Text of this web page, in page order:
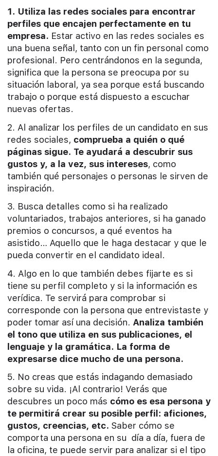
1. Utiliza las redes sociales para encontrar
perfiles que encajen perfectamente en tu
empresa. Estar activo en las redes sociales es
una buena señal, tanto con un fin personal como
profesional. Pero centrándonos en la segunda,
significa que la persona se preocupa por su
situación laboral, ya sea porque está buscando
trabajo o porque está dispuesto a escuchar
nuevas ofertas.
2. Al analizar los perfiles de un candidato en sus
redes sociales, comprueba a quién o qué
páginas sigue. Te ayudará a descubrir sus
gustos y, a la vez, sus intereses, como
también qué personajes o personas le sirven de
inspiración.
3. Busca detalles como si ha realizado
voluntariados, trabajos anteriores, si ha ganado
premios o concursos, a qué eventos ha
asistido… Aquello que le haga destacar y que le
pueda convertir en el candidato ideal.
4. Algo en lo que también debes fijarte es si
tiene su perfil completo y si la información es
verídica. Te servirá para comprobar si
corresponde con la persona que entrevistaste y
poder tomar así una decisión. Analiza también
el tono que utiliza en sus publicaciones, el
lenguaje y la gramática. La forma de
expresarse dice mucho de una persona.
5. No creas que estás indagando demasiado
sobre su vida. ¡Al contrario! Verás que
descubres un poco más cómo es esa persona y
te permitirá crear su posible perfil: aficiones,
gustos, creencias, etc. Saber cómo se
comporta una persona en su día a día, fuera de
la oficina, te puede servir para analizar si el tipo